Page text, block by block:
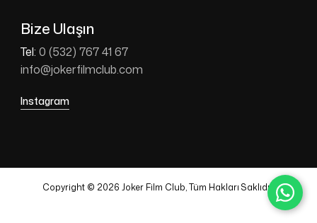
Bize Ulaşın
Tel: 0 (532) 767 41 67
info@jokerfilmclub.com
Instagram
Copyright © 2026 Joker Film Club, Tüm Hakları Saklıdır.